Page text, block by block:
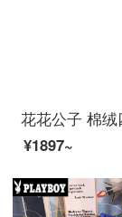
¥1897~